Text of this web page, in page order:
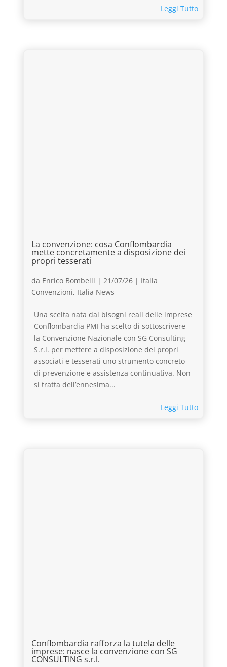
Leggi Tutto
La convenzione: cosa Conflombardia
mette concretamente a disposizione dei
propri tesserati
da Enrico Bombelli | 21/07/26| Italia
Convenzioni, Italia News
Una scelta nata dai bisogni reali delle imprese
Conflombardia PMI ha scelto di sottoscrivere
la Convenzione Nazionale con SG Consulting
S.r.l. per mettere a disposizione dei propri
associati e tesserati uno strumento concreto
di prevenzione e assistenza continuativa. Non
si tratta dell’ennesima...
Leggi Tutto
Conflombardia rafforza la tutela delle
imprese: nasce la convenzione con SG
CONSULTING s.r.l.